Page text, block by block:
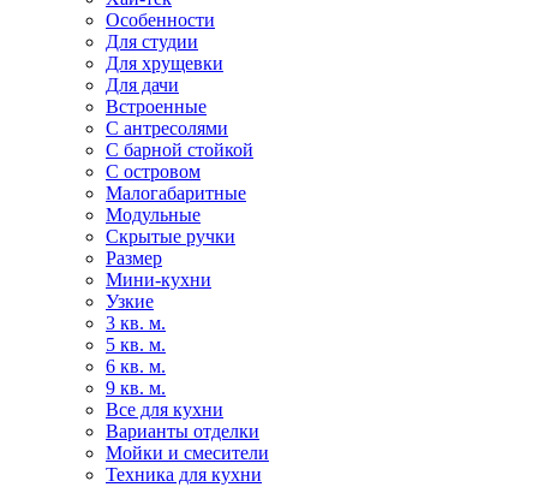
Особенности
Для студии
Для хрущевки
Для дачи
Встроенные
С антресолями
С барной стойкой
С островом
Малогабаритные
Модульные
Скрытые ручки
Размер
Мини-кухни
Узкие
3 кв. м.
5 кв. м.
6 кв. м.
9 кв. м.
Все для кухни
Варианты отделки
Мойки и смесители
Техника для кухни